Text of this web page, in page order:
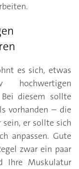
es sich, etwas
diesem sollte
vorhanden – die
er sollte sich
anpassen. Gute
zwar ein paar
Ihre Muskulatur